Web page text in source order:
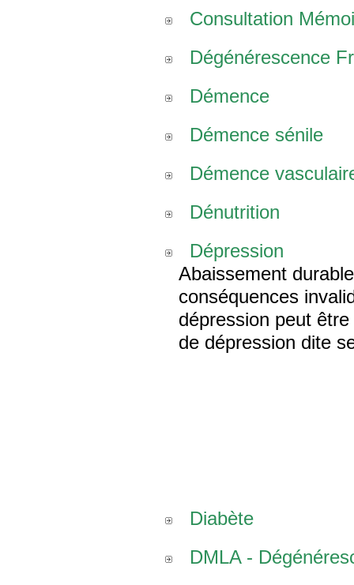
Consultation
Dégénérescence
Démence
Démence sénile
Démence
Dénutrition
Dépression
Abaissement
conséquences
dépression peut
de dépression dite
Diabète
DMLA -